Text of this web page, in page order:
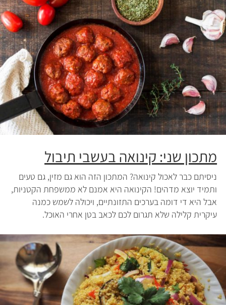
מתכון שני: קינואה בעשבי תיבול
ניסיתם כבר לאכול קינואה? המתכון הזה הוא גם מזין, גם טעים
ותמיד יוצא מדהים! הקינואה היא אמנם לא ממשפחת הקטניות,
אבל היא די דומה בערכים התזונתיים, ויכולה לשמש כמנה
עיקרית קלילה שלא תגרום לכם לכאב בטן אחרי האוכל.